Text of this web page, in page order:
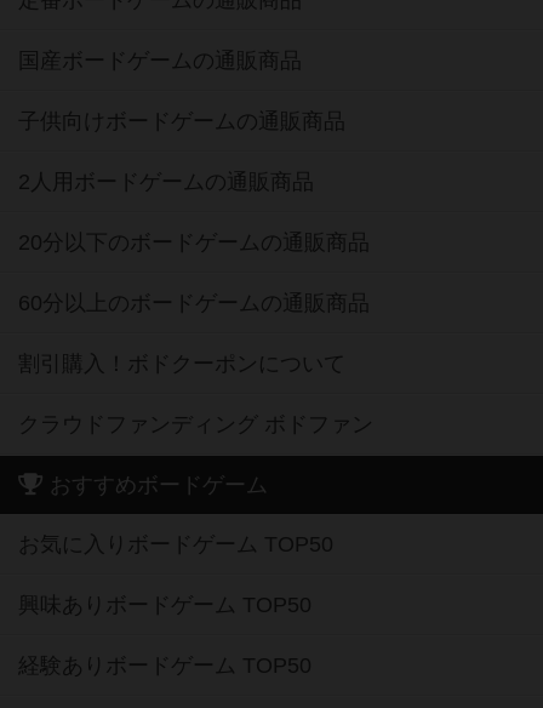
国産ボードゲームの通販商品
子供向けボードゲームの通販商品
2人用ボードゲームの通販商品
20分以下のボードゲームの通販商品
60分以上のボードゲームの通販商品
割引購入！ボドクーポンについて
クラウドファンディング ボドファン
おすすめボードゲーム
お気に入りボードゲーム TOP50
興味ありボードゲーム TOP50
経験ありボードゲーム TOP50